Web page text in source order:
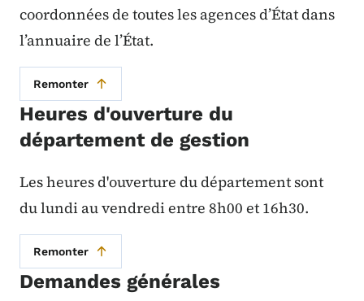
coordonnées de toutes les agences d’État dans
l’annuaire de l’État.
Remonter
Heures d'ouverture du
département de gestion
Les heures d'ouverture du département sont
du lundi au vendredi entre 8h00 et 16h30.
Remonter
Demandes générales